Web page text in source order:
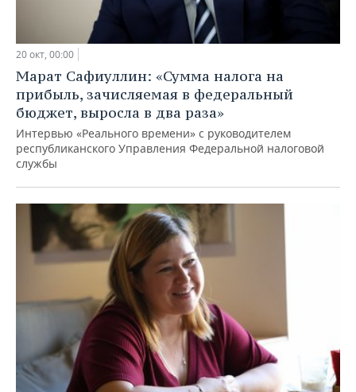
20 окт, 00:00
Марат Сафиуллин: «Сумма налога на
прибыль, зачисляемая в федеральный
бюджет, выросла в два раза»
Интервью «Реального времени» с руководителем
республиканского Управления Федеральной налоговой
службы